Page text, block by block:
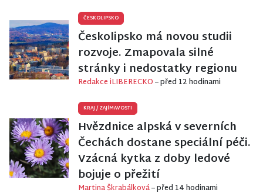
ČESKOLIPSKO
Českolipsko má novou studii
rozvoje. Zmapovala silné
stránky i nedostatky regionu
Redakce iLIBERECKO– před 12 hodinami
KRAJ /ZAJÍMAVOSTI
Hvězdnice alpská v severních
Čechách dostane speciální péči.
Vzácná kytka z doby ledové
bojuje o přežití
Martina Škrabálková– před 14 hodinami